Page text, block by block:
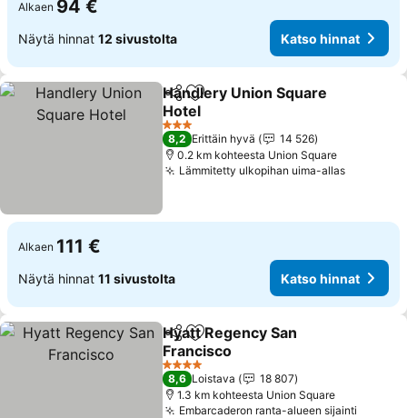
Alkaen 94 €
Näytä hinnat 12 sivustolta Katso hinnat
Jaa Lisää suosikkeihin
Handlery Union Square
Hotel
3 Tähtiluokitus
8,2 Erittäin hyvä
14 526
0.2 km kohteesta Union Square
Lämmitetty ulkopihan uima-allas
Alkaen 111 €
Näytä hinnat 11 sivustolta Katso hinnat
Jaa Lisää suosikkeihin
Hyatt Regency San
Francisco
4 Tähtiluokitus
8,6 Loistava
18 807
1.3 km kohteesta Union Square
Embarcaderon ranta-alueen sijainti